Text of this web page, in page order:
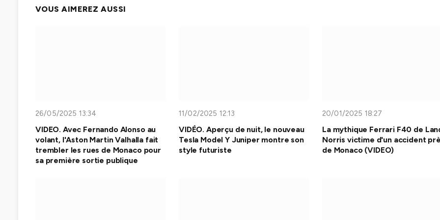
VOUS AIMEREZ AUSSI
26/05/2025 13:34
VIDEO. Avec Fernando Alonso au
volant, l'Aston Martin Valhalla fait
trembler les rues de Monaco pour
sa première sortie publique
11/02/2025 12:13
VIDÉO. Aperçu de nuit, le nouveau
Tesla Model Y Juniper montre son
style futuriste
20/01/2025 18:27
La mythique Ferrari F40 de
Norris victime d'un accident
de Monaco (VIDEO)